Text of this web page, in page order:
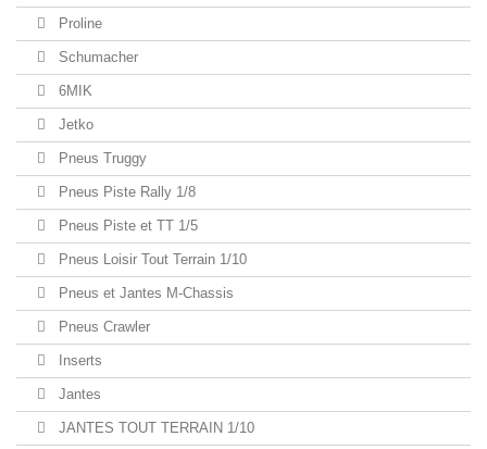
Proline
Schumacher
6MIK
Jetko
Pneus Truggy
Pneus Piste Rally 1/8
Pneus Piste et TT 1/5
Pneus Loisir Tout Terrain 1/10
Pneus et Jantes M-Chassis
Pneus Crawler
Inserts
Jantes
JANTES TOUT TERRAIN 1/10